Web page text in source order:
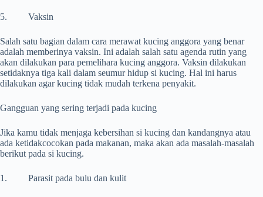
5. Vaksin
Salah satu bagian dalam cara merawat kucing anggora yang benar
adalah memberinya vaksin. Ini adalah salah satu agenda rutin yang
akan dilakukan para pemelihara kucing anggora. Vaksin dilakukan
setidaknya tiga kali dalam seumur hidup si kucing. Hal ini harus
dilakukan agar kucing tidak mudah terkena penyakit.
Gangguan yang sering terjadi pada kucing
Jika kamu tidak menjaga kebersihan si kucing dan kandangnya atau
ada ketidakcocokan pada makanan, maka akan ada masalah-masalah
berikut pada si kucing.
1. Parasit pada bulu dan kulit